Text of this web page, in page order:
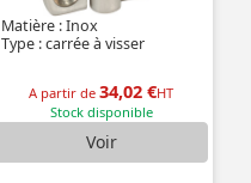
Matière : Inox
Type : carrée à visser
A partir de34,02 €HT
Stock disponible
Voir